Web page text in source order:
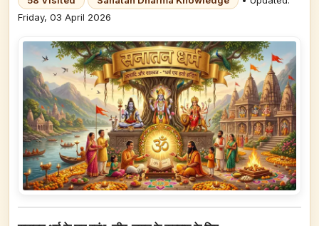
Friday, 03 April 2026